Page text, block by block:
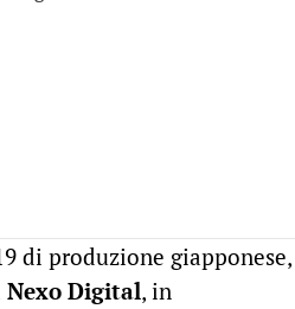
di produzione giapponese,
Nexo Digital, in